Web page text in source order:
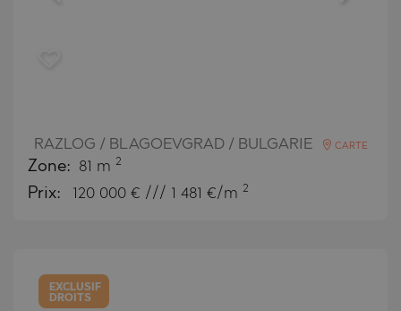
RAZLOG / BLAGOEVGRAD / BULGARIE CARTE
Zone: 81 m 2
Prix: 120 000 € /// 1 481 €/m 2
EXCLUSIF
DROITS